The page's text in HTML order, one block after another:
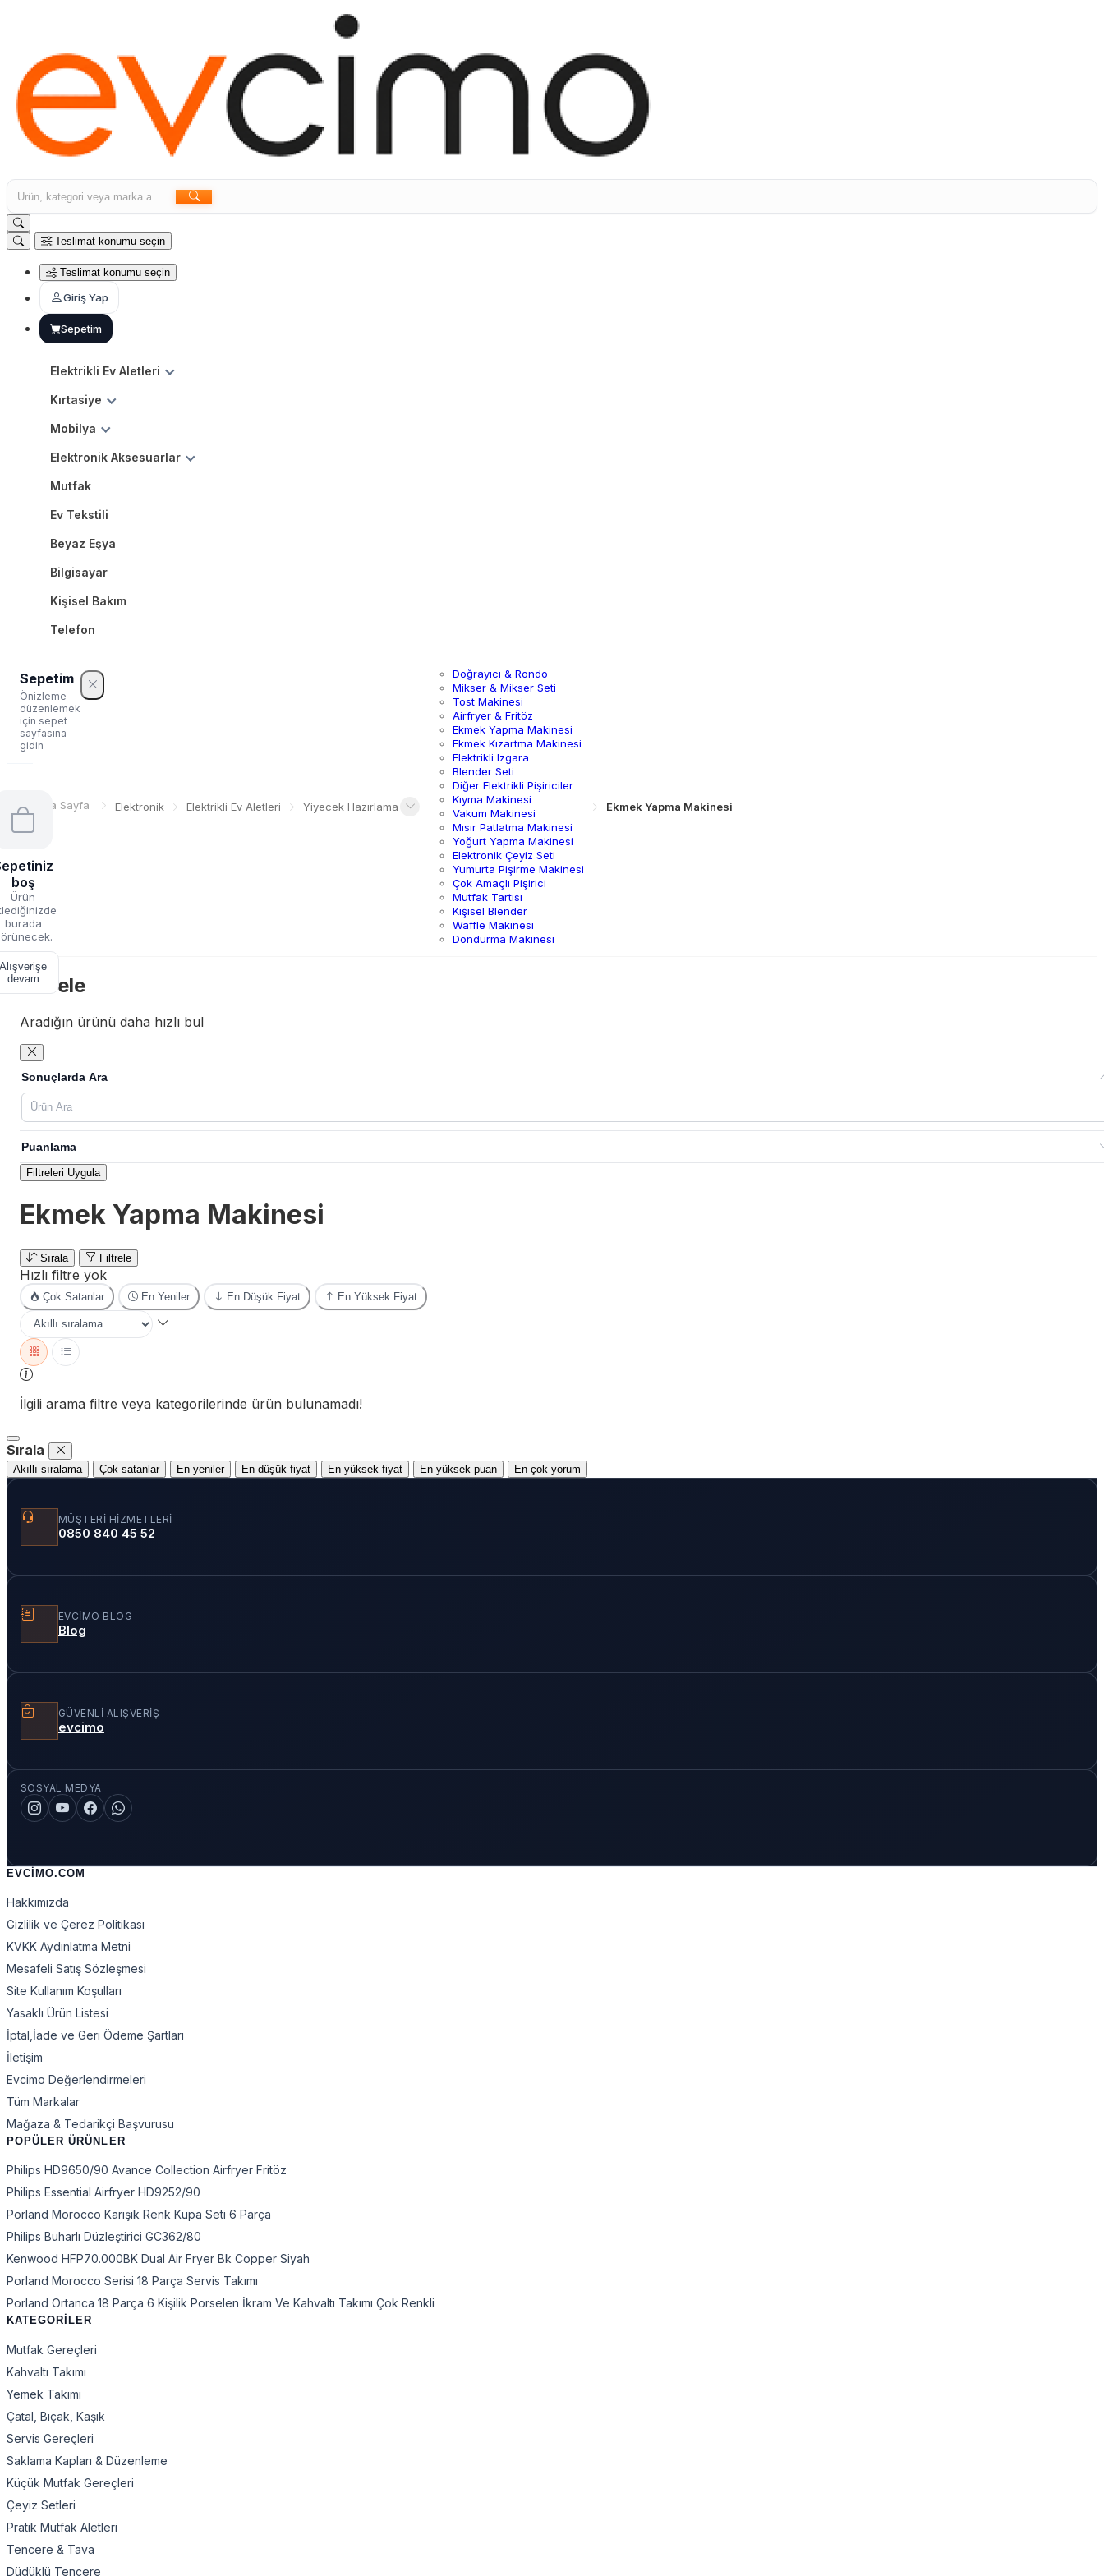
Teslimat konumu seçin
Teslimat konumu seçin
Giriş Yap
Sepetim
Elektrikli Ev Aletleri
Kırtasiye
Mobilya
Elektronik Aksesuarlar
Mutfak
Ev Tekstili
Beyaz Eşya
Bilgisayar
Kişisel Bakım
Telefon
Sepetim
Önizleme —
düzenlemek
için sepet
sayfasına
gidin
boş
Ürün
burada
Alışverişe
devam
Ana Sayfa Elektronik Elektrikli Ev Aletleri Yiyecek Hazırlama
Doğrayıcı & Rondo
Mikser & Mikser Seti
Tost Makinesi
Airfryer & Fritöz
Ekmek Yapma Makinesi
Ekmek Kızartma Makinesi
Elektrikli Izgara
Blender Seti
Diğer Elektrikli Pişiriciler
Kıyma Makinesi
Vakum Makinesi
Mısır Patlatma Makinesi
Yoğurt Yapma Makinesi
Elektronik Çeyiz Seti
Yumurta Pişirme Makinesi
Çok Amaçlı Pişirici
Mutfak Tartısı
Kişisel Blender
Waffle Makinesi
Dondurma Makinesi
Ekmek Yapma Makinesi
Filtrele
Aradığın ürünü daha hızlı bul
Sonuçlarda Ara
Puanlama
Filtreleri Uygula
Ekmek Yapma Makinesi
Sırala Filtrele
Hızlı filtre yok
Çok Satanlar En Yeniler En Düşük Fiyat En Yüksek Fiyat
İlgili arama filtre veya kategorilerinde ürün bulunamadı!
Sırala
Akıllı sıralama Çok satanlar En yeniler En düşük fiyat En yüksek fiyat En yüksek puan En çok yorum
MÜŞTERI HIZMETLERI
0850 840 45 52
EVCIMO BLOG
Blog
GÜVENLI ALIŞVERIŞ
evcimo
SOSYAL MEDYA
EVCIMO.COM
Hakkımızda
Gizlilik ve Çerez Politikası
KVKK Aydınlatma Metni
Mesafeli Satış Sözleşmesi
Site Kullanım Koşulları
Yasaklı Ürün Listesi
İptal,İade ve Geri Ödeme Şartları
İletişim
Evcimo Değerlendirmeleri
Tüm Markalar
Mağaza & Tedarikçi Başvurusu
POPÜLER ÜRÜNLER
Philips HD9650/90 Avance Collection Airfryer Fritöz
Philips Essential Airfryer HD9252/90
Porland Morocco Karışık Renk Kupa Seti 6 Parça
Philips Buharlı Düzleştirici GC362/80
Kenwood HFP70.000BK Dual Air Fryer Bk Copper Siyah
Porland Morocco Serisi 18 Parça Servis Takımı
Porland Ortanca 18 Parça 6 Kişilik Porselen İkram Ve Kahvaltı Takımı Çok Renkli
KATEGORİLER
Mutfak Gereçleri
Kahvaltı Takımı
Yemek Takımı
Çatal, Bıçak, Kaşık
Servis Gereçleri
Saklama Kapları & Düzenleme
Küçük Mutfak Gereçleri
Çeyiz Setleri
Pratik Mutfak Aletleri
Tencere & Tava
Düdüklü Tencere